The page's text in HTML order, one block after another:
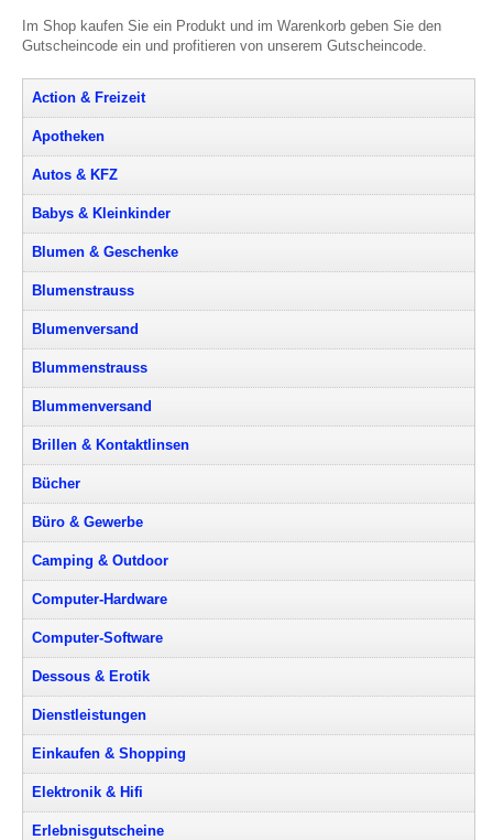
Im Shop kaufen Sie ein Produkt und im Warenkorb geben Sie den
Gutscheincode ein und profitieren von unserem Gutscheincode.
Action & Freizeit
Apotheken
Autos & KFZ
Babys & Kleinkinder
Blumen & Geschenke
Blumenstrauss
Blumenversand
Blummenstrauss
Blummenversand
Brillen & Kontaktlinsen
Bücher
Büro & Gewerbe
Camping & Outdoor
Computer-Hardware
Computer-Software
Dessous & Erotik
Dienstleistungen
Einkaufen & Shopping
Elektronik & Hifi
Erlebnisgutscheine